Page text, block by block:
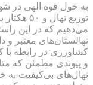
توزیع
می‌دهیم که در این
نهالستان‌های معتبر و
کشاورزی در رابطه با
و پیوندی مطمئن که
نهال‌های بی‌کیفیت به